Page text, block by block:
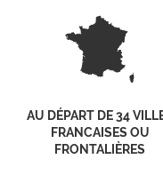
AU DÉPART DE 34
FRANCAISES OU
FRONTALIÈRES